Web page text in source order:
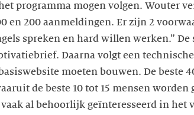
programma mogen volgen. Wouter
en 200 aanmeldingen. Er zijn 2
spreken en hard willen werken.”
Daarna volgt een
moeten bouwen. De beste
de beste 10 tot 15 mensen worden
al behoorlijk geïnteresseerd in het